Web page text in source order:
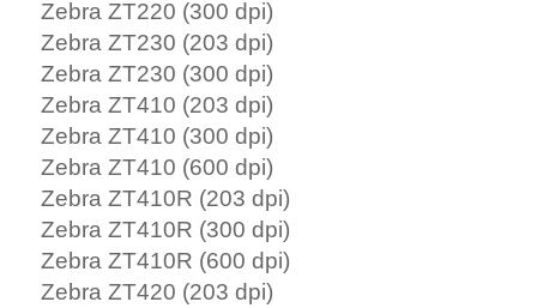
Zebra ZT220 (300 dpi)
Zebra ZT230 (203 dpi)
Zebra ZT230 (300 dpi)
Zebra ZT410 (203 dpi)
Zebra ZT410 (300 dpi)
Zebra ZT410 (600 dpi)
Zebra ZT410R (203 dpi)
Zebra ZT410R (300 dpi)
Zebra ZT410R (600 dpi)
Zebra ZT420 (203 dpi)